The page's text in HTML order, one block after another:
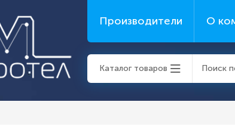
Производители О
Каталог товаров